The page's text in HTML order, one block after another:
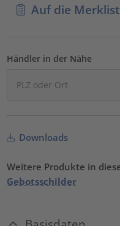
Auf die
Händler in der Nähe
Downloads
Weitere Produkte in
Gebotsschilder